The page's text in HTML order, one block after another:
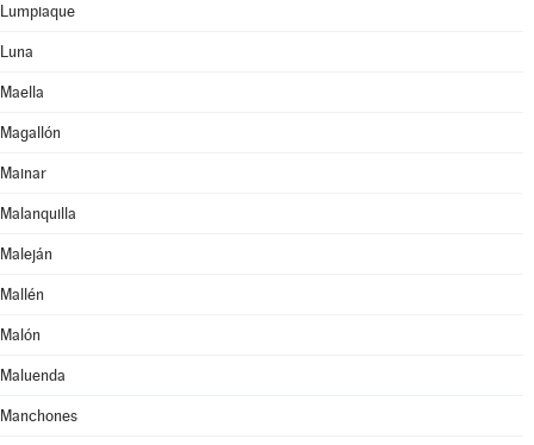
Lumpiaque
Luna
Maella
Magallón
Mainar
Malanquilla
Maleján
Mallén
Malón
Maluenda
Manchones